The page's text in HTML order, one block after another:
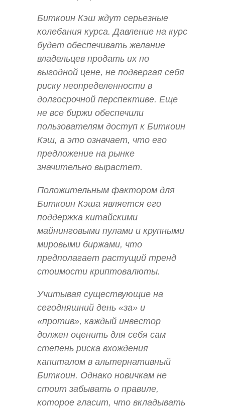
Биткоин Кэш ждут серьезные
колебания курса. Давление на курс
будет обеспечивать желание
владельцев продать их по
выгодной цене, не подвергая себя
риску неопределенности в
долгосрочной перспективе. Еще
не все биржи обеспечили
пользователям доступ к Биткоин
Кэш, а это означает, что его
предложение на рынке
значительно вырастет.
Положительным фактором для
Биткоин Кэша является его
поддержка китайскими
майнинговыми пулами и крупными
мировыми биржами, что
предполагает растущий тренд
стоимости криптовалюты.
Учитывая существующие на
сегодняшний день «за» и
«против», каждый инвестор
должен оценить для себя сам
степень риска вхождения
капиталом в альтернативный
Биткоин. Однако новичкам не
стоит забывать о правиле,
которое гласит, что вкладывать